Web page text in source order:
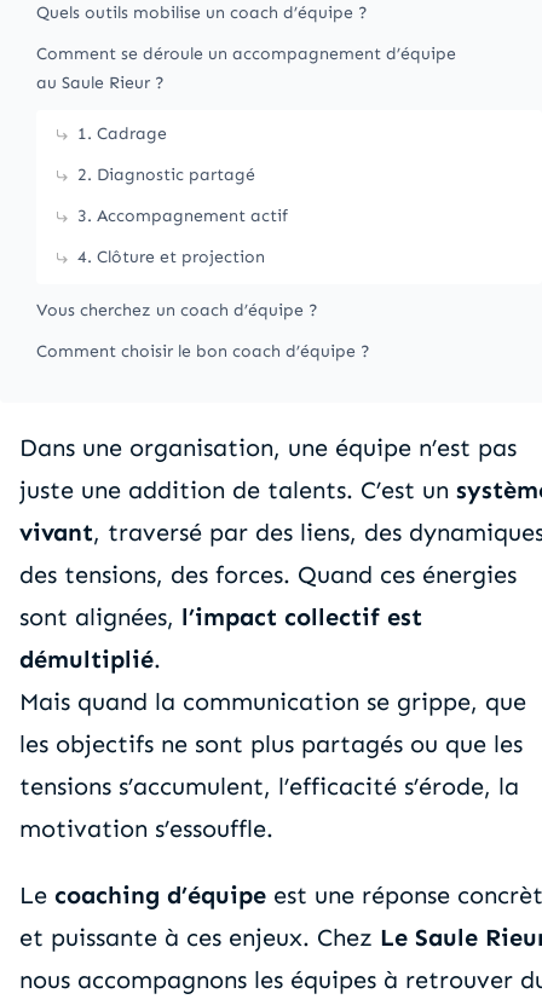
Quels outils mobilise un coach d’équipe ?
Comment se déroule un accompagnement d’équipe
au Saule Rieur ?
1. Cadrage
2. Diagnostic partagé
3. Accompagnement actif
4. Clôture et projection
Vous cherchez un coach d’équipe ?
Comment choisir le bon coach d’équipe ?
Dans une organisation, une équipe n’est pas
juste une addition de talents. C’est un
vivant, traversé par des liens, des
des tensions, des forces. Quand ces énergies
sont alignées, l’impact collectif est
démultiplié.
Mais quand la communication se grippe, que
les objectifs ne sont plus partagés ou que les
tensions s’accumulent, l’efficacité s’érode, la
motivation s’essouffle.
Le coaching d’équipe est une réponse
et puissante à ces enjeux. Chez Le Saule
nous accompagnons les équipes à retrouver